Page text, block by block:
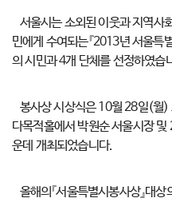
서울시는 소외된 이웃과 지역사
민에게 수여되는『2013년 서울특
의 시민과 4개 단체를 선정하였습
봉사상 시상식은 10월 28일(월
다목적홀에서 박원순 서울시장
운데 개최되었습니다.
올해의『서울특별시봉사상』대